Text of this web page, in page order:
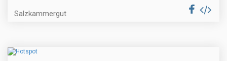
Salzkammergut